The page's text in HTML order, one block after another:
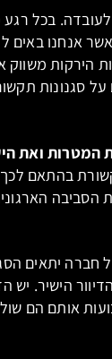
בכל רגע
אנחנו באים
הירקות
סגנונות
ואת
בהתאם
הסביבה
חברה יתאים
הישיר. יש
אותם הם